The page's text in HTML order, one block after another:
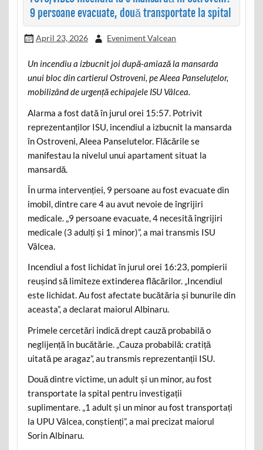
9 persoane evacuate, două transportate la spital
April 23, 2026 Eveniment Valcean
Un incendiu a izbucnit joi după-amiază la mansarda
unui bloc din cartierul Ostroveni, pe Aleea Panseluțelor,
mobilizând de urgență echipajele ISU Vâlcea.
Alarma a fost dată în jurul orei 15:57. Potrivit
reprezentanților ISU, incendiul a izbucnit la mansarda
în Ostroveni, Aleea Panselutelor. Flăcările se
manifestau la nivelul unui apartament situat la
mansardă.
În urma intervenției, 9 persoane au fost evacuate din
imobil, dintre care 4 au avut nevoie de îngrijiri
medicale. „9 persoane evacuate, 4 necesită îngrijiri
medicale (3 adulți și 1 minor)”, a mai transmis ISU
Vâlcea.
Incendiul a fost lichidat în jurul orei 16:23, pompierii
reușind să limiteze extinderea flăcărilor. „Incendiul
este lichidat. Au fost afectate bucătăria și bunurile din
aceasta”, a declarat maiorul Albinaru.
Primele cercetări indică drept cauză probabilă o
neglijență în bucătărie. „Cauza probabilă: cratiță
uitată pe aragaz”, au transmis reprezentanții ISU.
Două dintre victime, un adult și un minor, au fost
transportate la spital pentru investigații
suplimentare. „1 adult și un minor au fost transportați
la UPU Vâlcea, conștienți”, a mai precizat maiorul
Sorin Albinaru.